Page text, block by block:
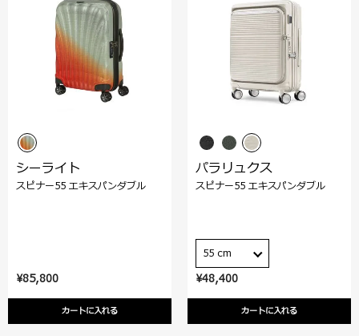
¥85,800
カートに入れる
シーライト
スピナー55 エキスパンダブル
¥48,400
カートに入れる
パラリュクス
スピナー55 エキスパンダブル
55 cm